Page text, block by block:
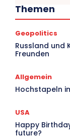
Themen
Geopolitics
Russland und
Freunden
Allgemein
Hochstapeln
USA
Happy
future?